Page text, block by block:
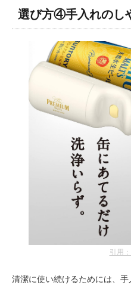
選び方④手入れのし
引用
清潔に使い続けるためには、